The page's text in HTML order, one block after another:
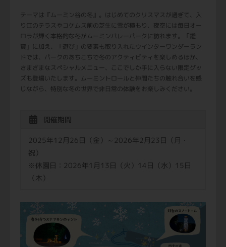
テーマは『ムーミン谷の冬』。はじめてのクリスマスが過ぎて、入
り江のテラスやコケムス前の芝生に雪が積もり、夜空には毎日オー
ロラが輝く本格的な冬がムーミンバレーパークに訪れます。「鑑
賞」に加え、「遊び」の要素も取り入れたウインターワンダーラン
ドでは、パークのあちこちで冬のアクティビティを楽しめるほか、
さまざまなスペシャルメニュー、ここでしか手に入らない限定グッ
ズも登場いたします。ムーミントロールと仲間たちの触れ合いを感
じながら、特別な冬の世界で非日常の体験をお楽しみください。
開催期間
2025年12月26日（金）～2026年2月23日（月・
祝）
※休園日：2026年1月13日（火）14日（水）15日
（木）